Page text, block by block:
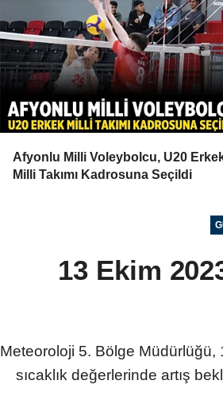
Afyonlu Milli Voleybolcu, U20
Milli Takımı Kadrosuna Seçildi
13 Ekim
Meteoroloji 5. Bölge Müdürlüğü,
sıcaklık değerlerinde artış